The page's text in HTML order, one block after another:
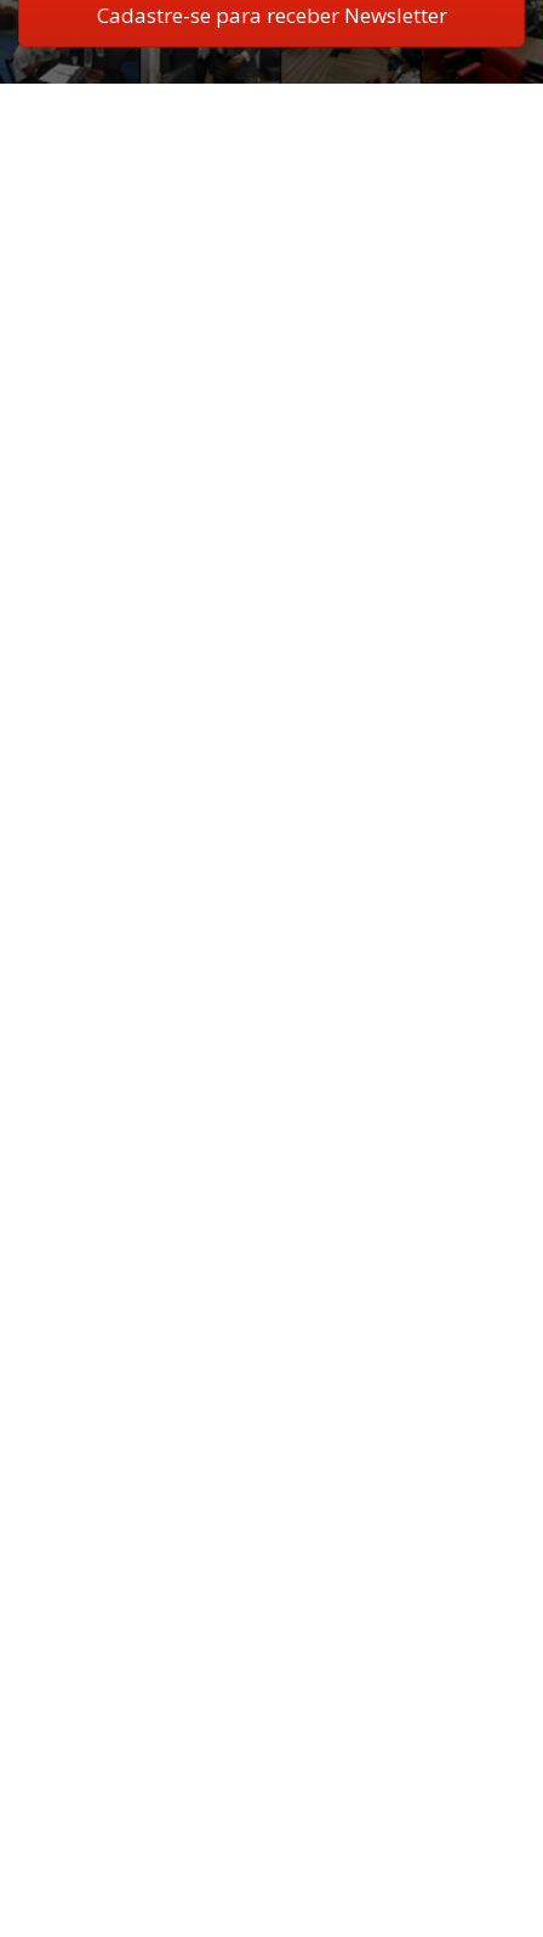
Cadastre-se para receber Newsletter